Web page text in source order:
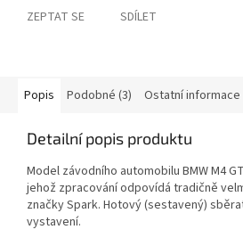
ZEPTAT SE SDÍLET
Popis Podobné (3) Ostatní informace
Detailní popis produktu
Model závodního automobilu BMW M4
jehož zpracování odpovídá tradičně
značky Spark. Hotový (sestavený)
vystavení.